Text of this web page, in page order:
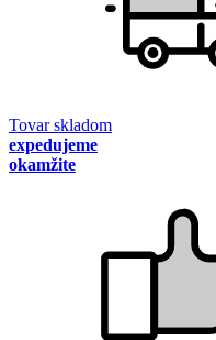
Tovar skladom
expedujeme
okamžite